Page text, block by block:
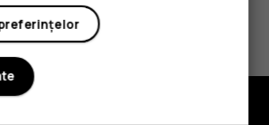
aceste informații?